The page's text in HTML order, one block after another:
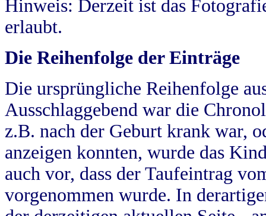
Hinweis: Derzeit ist das
erlaubt.
Die Reihenfolge der Einträge
Die ursprüngliche Reihenfolge
Ausschlaggebend war die
z.B. nach der Geburt krank war,
anzeigen konnten, wurde das
auch vor, dass der Taufeintrag
vorgenommen wurde. In